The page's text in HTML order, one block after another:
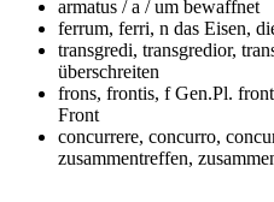
armatus / a / um bewaffnet
ferrum, ferri, n das Eisen,
transgredi, transgredior,
überschreiten
frons, frontis, f Gen.Pl.
Front
concurrere, concurro,
zusammentreffen,